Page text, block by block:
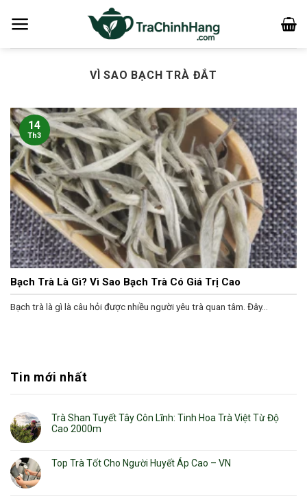
qua
VÌ SAO BẠCH TRÀ ĐẮT
Bạch Trà Là Gì? Vì Sao Bạch Trà Có Giá Trị Cao
Bạch trà là gì là câu hỏi được nhiều người yêu trà quan tâm. Đây...
14
Th3
Tin mới nhất
Trà Shan Tuyết Tây Côn Lĩnh: Tinh Hoa Trà Việt Từ Độ
Cao 2000m
Top Trà Tốt Cho Người Huyết Áp Cao – VN